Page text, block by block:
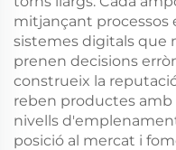
mitjançant processos
sistemes digitals que
prenen decisions
construeix la
reben productes amb
nivells
posició al mercat i